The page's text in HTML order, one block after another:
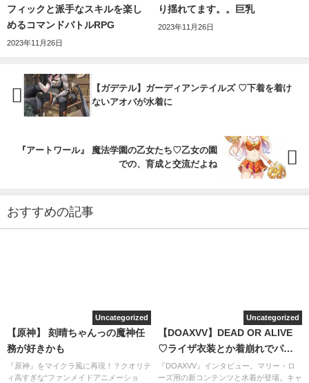
フィックと派手なスキルを楽し
めるコマンドバトルRPG
2023年11月26日
り揺れてます。。巨乳
2023年11月26日
【ガデテル】ガーディアンテイルズ ♡下着を着け
ないアオバが水着に
『アートワール』 魔法学園の乙女たち♡乙女の園
での、育成と交流だよね
おすすめの記事
Uncategorized
【原神】 刻晴ちゃんっの魔神任
務が好きかも
『原神』をマイクラ風に再現！？クオリテ
ィ高すぎな“ファンメイドアニメーショ
Uncategorized
【DOAXVV】DEAD OR ALIVE
♡ライザ衣装とか着崩れでパカ
ーン
『DOAXVV』インタビュー。マリー・ロ
ーズ用の新コンテンツと水着が登場。キャ